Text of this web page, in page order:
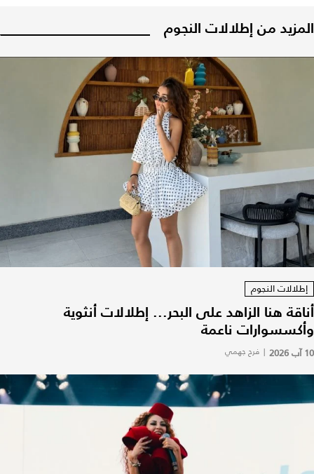
المزيد من إطلالات النجوم
إطلالات النجوم
أناقة هنا الزاهد على البحر... إطلالات أنثوية
وأكسسوارات ناعمة
10 آب 2026 | فرح جهمي